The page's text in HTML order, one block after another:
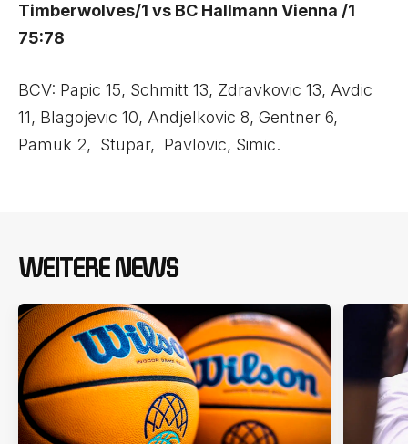
Timberwolves/1 vs BC Hallmann Vienna /1
75:78
BCV: Papic 15, Schmitt 13, Zdravkovic 13, Avdic
11, Blagojevic 10, Andjelkovic 8, Gentner 6,
Pamuk 2, Stupar, Pavlovic, Simic.
WEITERE NEWS